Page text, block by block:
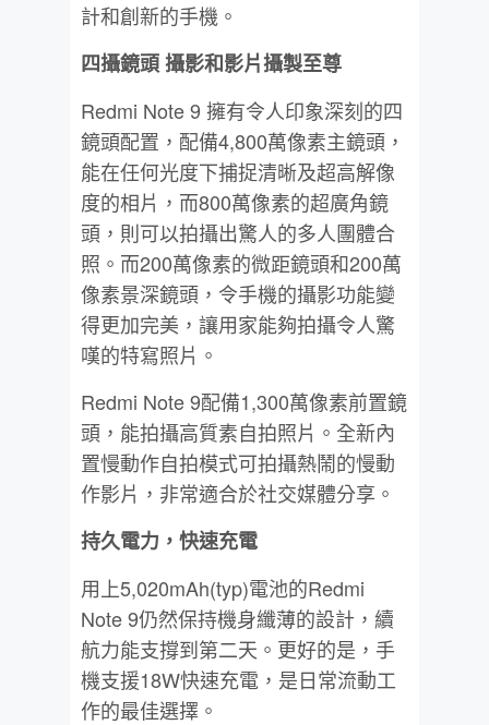
計和創新的手機。
四攝鏡頭攝影和影片攝製至尊
Redmi Note 9 擁有令人印象深刻的四
鏡頭配置，配備4,800萬像素主鏡頭，
能在任何光度下捕捉清晰及超高解像
度的相片，而800萬像素的超廣角鏡
頭，則可以拍攝出驚人的多人團體合
照。而200萬像素的微距鏡頭和200萬
像素景深鏡頭，令手機的攝影功能變
得更加完美，讓用家能夠拍攝令人驚
嘆的特寫照片。
Redmi Note 9配備1,300萬像素前置鏡
頭，能拍攝高質素自拍照片。全新內
置慢動作自拍模式可拍攝熱鬧的慢動
作影片，非常適合於社交媒體分享。
持久電力，快速充電
用上5,020mAh(typ)電池的Redmi
Note 9仍然保持機身纖薄的設計，續
航力能支撐到第二天。更好的是，手
機支援18W快速充電，是日常流動工
作的最佳選擇。